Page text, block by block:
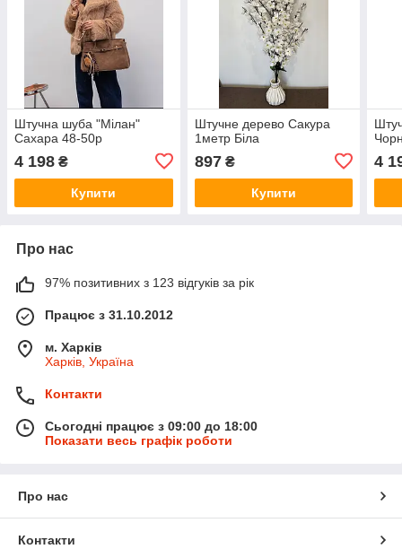
Штучна шуба "Мілан"
Сахара 48-50р
4 198 ₴
Купити
Штучне дерево Сакура
1метр Біла
897₴
Купити
4
Про нас
97% позитивних з 123 відгуків за рік
Працює з 31.10.2012
м. Харків
Харків, Україна
Контакти
Сьогодні працює з 09:00 до 18:00
Показати весь графік роботи
Про нас
Контакти